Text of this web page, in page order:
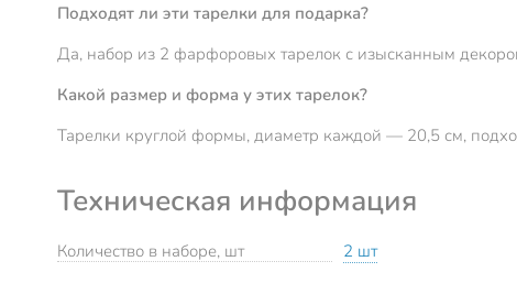
Подходят ли эти тарелки для подарка?
Да, набор из 2 фарфоровых тарелок с изысканным
Какой размер и форма у этих тарелок?
Тарелки круглой формы, диаметр каждой — 20,5 см,
Техническая информация
Количество в наборе, шт
2 шт